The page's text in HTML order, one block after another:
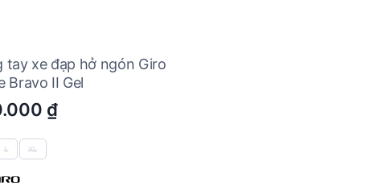
tay xe đạp hở ngón Giro
Bravo II Gel
₫
L XL